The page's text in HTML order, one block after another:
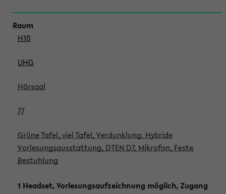
H10
UHG
Hörsaal
77
Grüne Tafel, viel Tafel, Verdunklung, Hybride
Vorlesungsausstattung, DTEN D7, Mikrofon, Feste
Bestuhlung
1 Headset, Vorlesungsaufzeichnung möglich, Zugang